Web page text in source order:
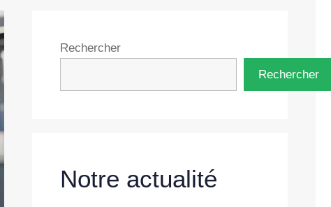
Rechercher
Rechercher
Notre actualité